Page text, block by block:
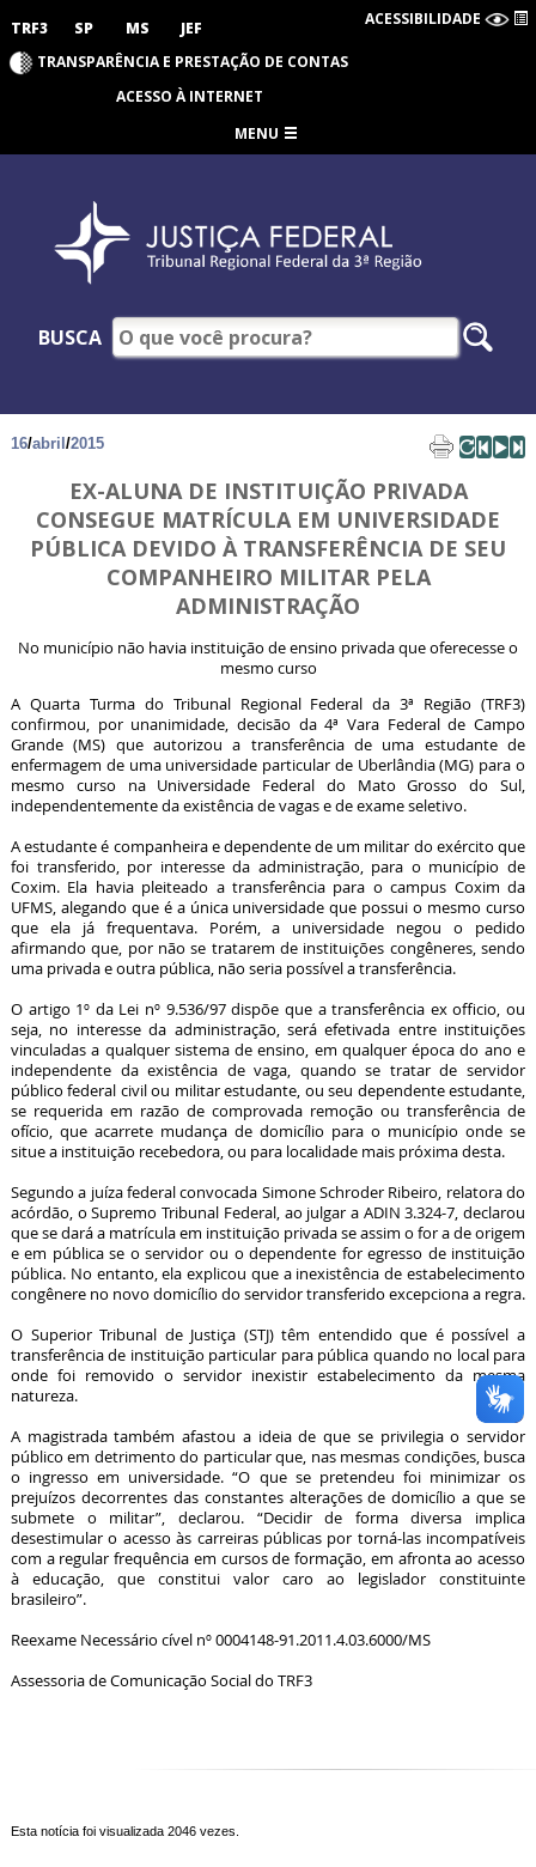
TRF3 SP MS JEF ACESSIBILIDADE
TRANSPARÊNCIA E PRESTAÇÃO DE CONTAS
ACESSO À INTERNET
MENU
BUSCA
16/abril /2015
EX-ALUNA DE INSTITUIÇÃO PRIVADA
CONSEGUE MATRÍCULA EM UNIVERSIDADE
PÚBLICA DEVIDO À TRANSFERÊNCIA DE SEU
COMPANHEIRO MILITAR PELA
ADMINISTRAÇÃO
No município não havia instituição de ensino privada que oferecesse o
mesmo curso
A Quarta Turma do Tribunal Regional Federal da 3ª Região (TRF3)
confirmou, por unanimidade, decisão da 4ª Vara Federal de Campo
Grande (MS) que autorizou a transferência de uma estudante de
enfermagem de uma universidade particular de Uberlândia (MG) para o
mesmo curso na Universidade Federal do Mato Grosso do Sul,
independentemente da existência de vagas e de exame seletivo.
A estudante é companheira e dependente de um militar do exército que
foi transferido, por interesse da administração, para o município de
Coxim. Ela havia pleiteado a transferência para o campus Coxim da
UFMS, alegando que é a única universidade que possui o mesmo curso
que ela já frequentava. Porém, a universidade negou o pedido
afirmando que, por não se tratarem de instituições congêneres, sendo
uma privada e outra pública, não seria possível a transferência.
O artigo 1º da Lei nº 9.536/97 dispõe que a transferência ex officio, ou
seja, no interesse da administração, será efetivada entre instituições
vinculadas a qualquer sistema de ensino, em qualquer época do ano e
independente da existência de vaga, quando se tratar de servidor
público federal civil ou militar estudante, ou seu dependente estudante,
se requerida em razão de comprovada remoção ou transferência de
ofício, que acarrete mudança de domicílio para o município onde se
situe a instituição recebedora, ou para localidade mais próxima desta.
Segundo a juíza federal convocada Simone Schroder Ribeiro, relatora do
acórdão, o Supremo Tribunal Federal, ao julgar a ADIN 3.324-7, declarou
que se dará a matrícula em instituição privada se assim o for a de origem
e em pública se o servidor ou o dependente for egresso de instituição
pública. No entanto, ela explicou que a inexistência de estabelecimento
congênere no novo domicílio do servidor transferido excepciona a regra.
O Superior Tribunal de Justiça (STJ) têm entendido que é possível a
transferência de instituição particular para pública quando no local para
onde foi removido o servidor inexistir estabelecimento da mesma
natureza.
A magistrada também afastou a ideia de que se privilegia o servidor
público em detrimento do particular que, nas mesmas condições, busca
o ingresso em universidade. “O que se pretendeu foi minimizar os
prejuízos decorrentes das constantes alterações de domicílio a que se
submete o militar”, declarou. “Decidir de forma diversa implica
desestimular o acesso às carreiras públicas por torná-las incompatíveis
com a regular frequência em cursos de formação, em afronta ao acesso
à educação, que constitui valor caro ao legislador constituinte
brasileiro”.
Reexame Necessário cível nº 0004148-91.2011.4.03.6000/MS
Assessoria de Comunicação Social do TRF3
Esta notícia foi visualizada 2046 vezes.